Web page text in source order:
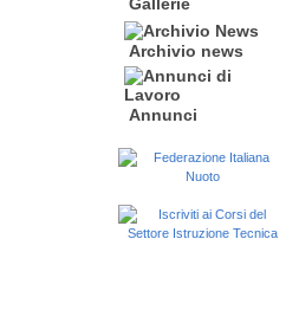
Gallerie
Archivio news
Annunci